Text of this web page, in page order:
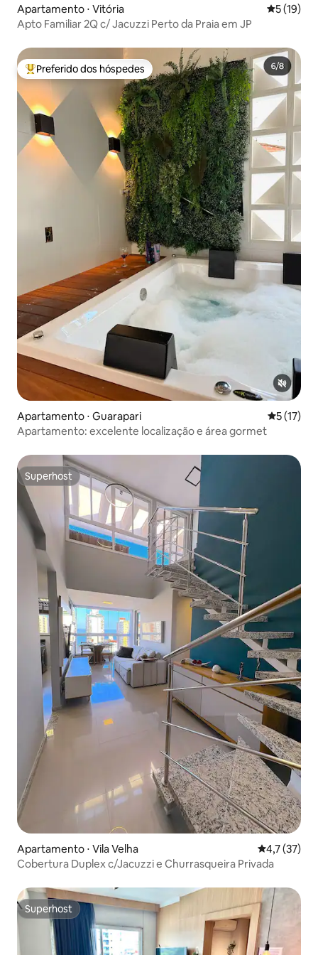
Apartamento ⋅ Vitória 5 de uma
5 (19)
Apto Familiar 2Q c/ Jacuzzi Perto da Praia em JP
Entre os melhores preferidos dos hóspedes
Preferido dos hóspedes
Apartamento ⋅ Guarapari 5 de uma
5 (17)
Apartamento: excelente localização e área gormet
Superhost
Superhost
Apartamento ⋅ Vila Velha 4,7 de uma
4,7 (37)
Cobertura Duplex c/Jacuzzi e Churrasqueira Privada
Superhost
Superhost